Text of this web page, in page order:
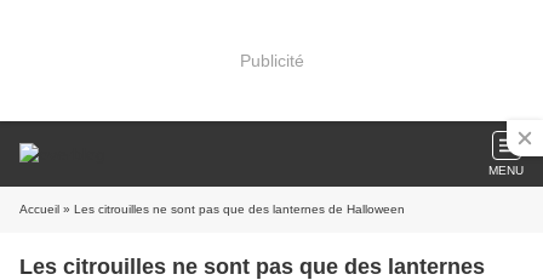
Publicité
MENU
Accueil » Les citrouilles ne sont pas que des lanternes de Halloween
Les citrouilles ne sont pas que des lanternes